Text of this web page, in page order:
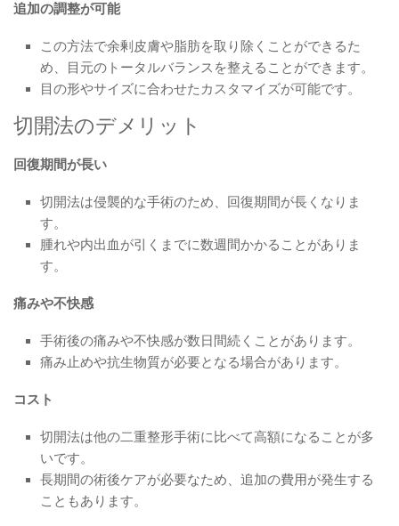
追加の調整が可能
この方法で余剰皮膚や脂肪を取り除くことができるた
め、目元のトータルバランスを整えることができます。
目の形やサイズに合わせたカスタマイズが可能です。
切開法のデメリット
回復期間が長い
切開法は侵襲的な手術のため、回復期間が長くなりま
す。
腫れや内出血が引くまでに数週間かかることがありま
す。
痛みや不快感
手術後の痛みや不快感が数日間続くことがあります。
痛み止めや抗生物質が必要となる場合があります。
コスト
切開法は他の二重整形手術に比べて高額になることが多
いです。
長期間の術後ケアが必要なため、追加の費用が発生する
こともあります。